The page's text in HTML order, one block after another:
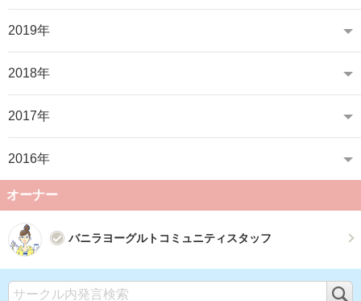
2019年
2018年
2017年
2016年
オーナー
バニラヨーグルトコミュニティスタッフ